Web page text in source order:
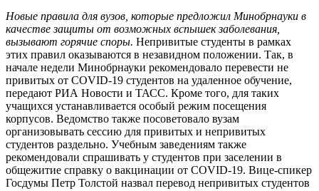
Новые правила для вузов, которые предложил Минобрнауки в
качестве защиты от возможных вспышек заболевания,
вызывают горячие споры. Непривитые студенты в рамках
этих правил оказываются в незавидном положении. Так, в
начале недели Минобрнауки рекомендовало перевести не
привитых от COVID-19 студентов на удаленное обучение,
передают РИА Новости и ТАСС. Кроме того, для таких
учащихся устанавливается особый режим посещения
корпусов. Ведомство также посоветовало вузам
организовывать сессию для привитых и непривитых
студентов раздельно. Учебным заведениям также
рекомендовали спрашивать у студентов при заселении в
общежитие справку о вакцинации от COVID-19. Вице-спикер
Госдумы Петр Толстой назвал перевод непривитых студентов